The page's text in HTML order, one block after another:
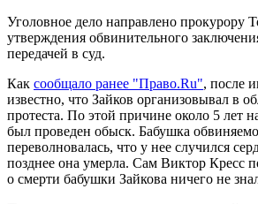
Уголовное дело направлено прокурору
утверждения обвинительного
передачей в суд.
Как сообщало ранее "Право.Ru", после
известно, что Зайков организовывал в
протеста. По этой причине около 5 лет
был проведен обыск. Бабушка
переволновалась, что у нее случился
позднее она умерла. Сам Виктор Кресс
о смерти бабушки Зайкова ничего не